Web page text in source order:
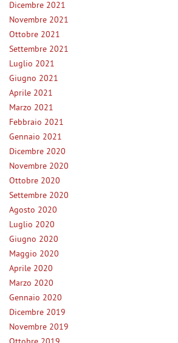
Dicembre 2021
Novembre 2021
Ottobre 2021
Settembre 2021
Luglio 2021
Giugno 2021
Aprile 2021
Marzo 2021
Febbraio 2021
Gennaio 2021
Dicembre 2020
Novembre 2020
Ottobre 2020
Settembre 2020
Agosto 2020
Luglio 2020
Giugno 2020
Maggio 2020
Aprile 2020
Marzo 2020
Gennaio 2020
Dicembre 2019
Novembre 2019
le
impostazioni